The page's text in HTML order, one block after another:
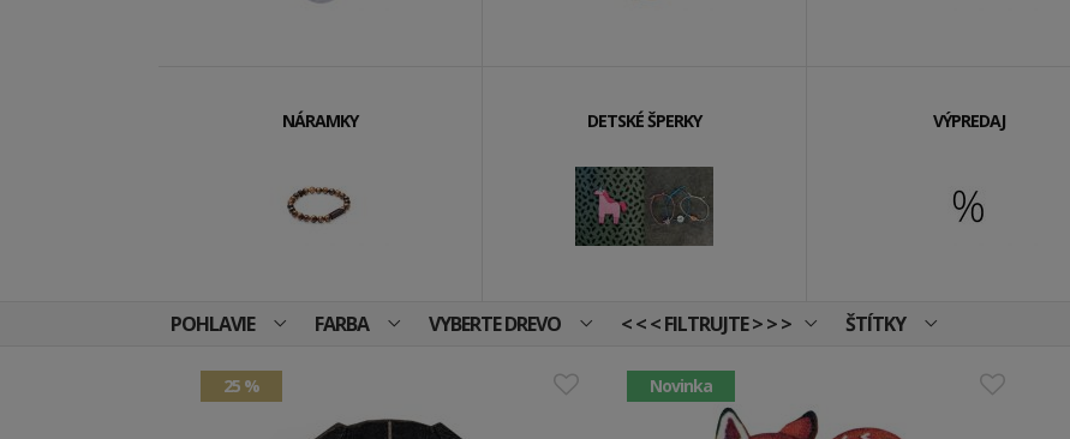
NÁRAMKY DETSKÉ ŠPERKY VÝPREDAJ
POHLAVIE FARBA VYBERTE DREVO < < < FILTRUJTE > > > ŠTÍTKY
25 % Novinka